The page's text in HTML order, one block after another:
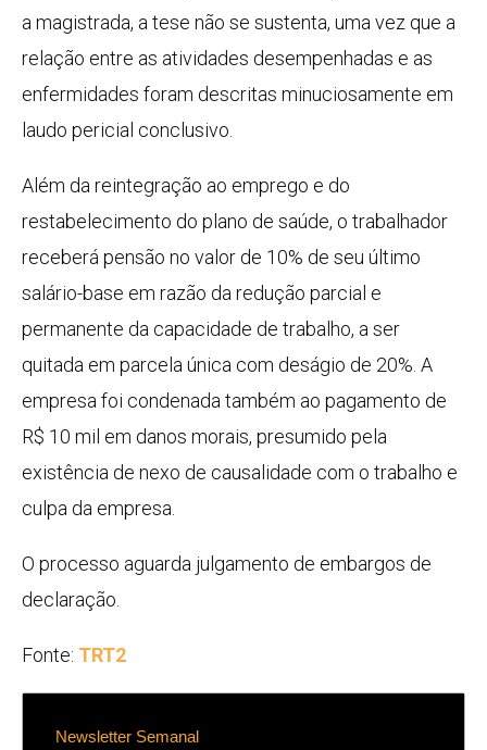
a magistrada, a tese não se sustenta, uma vez que a
relação entre as atividades desempenhadas e as
enfermidades foram descritas minuciosamente em
laudo pericial conclusivo.
Além da reintegração ao emprego e do
restabelecimento do plano de saúde, o trabalhador
receberá pensão no valor de 10% de seu último
salário-base em razão da redução parcial e
permanente da capacidade de trabalho, a ser
quitada em parcela única com deságio de 20%. A
empresa foi condenada também ao pagamento de
R$ 10 mil em danos morais, presumido pela
existência de nexo de causalidade com o trabalho e
culpa da empresa.
O processo aguarda julgamento de embargos de
declaração.
Fonte: TRT2
Newsletter Semanal